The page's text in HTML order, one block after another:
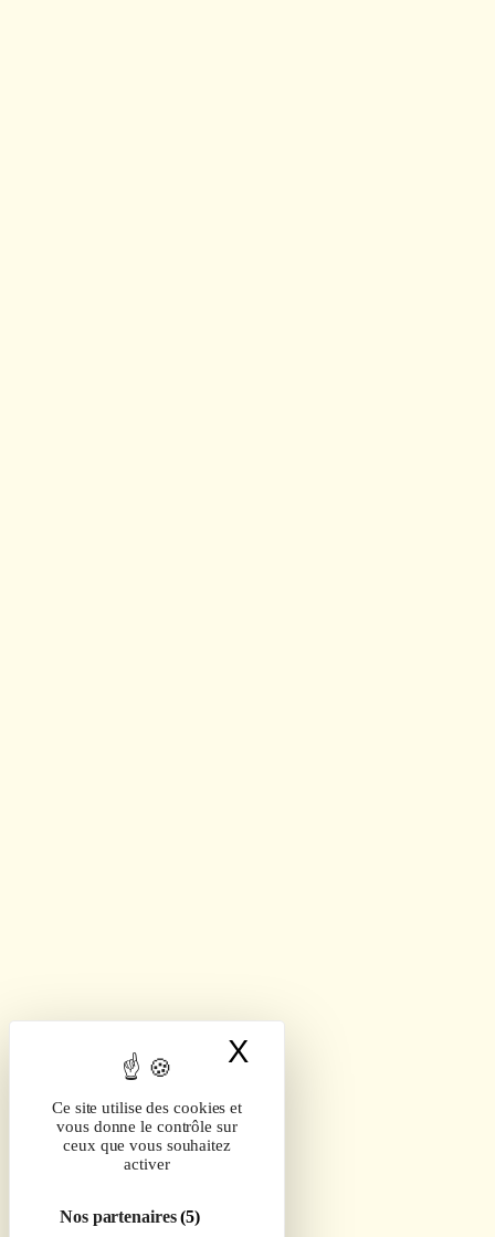
Ce site utilise des cookies et
vous donne le contrôle sur
ceux que vous souhaitez
activer
Nos partenaires(5)
X